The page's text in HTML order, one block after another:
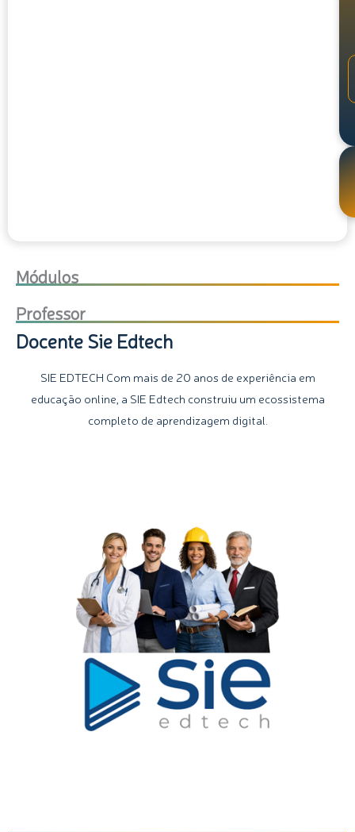
Módulos
Professor
Docente Sie Edtech
SIE EDTECH Com mais de 20 anos de experiência em
educação online, a SIE Edtech construiu um ecossistema
completo de aprendizagem digital.